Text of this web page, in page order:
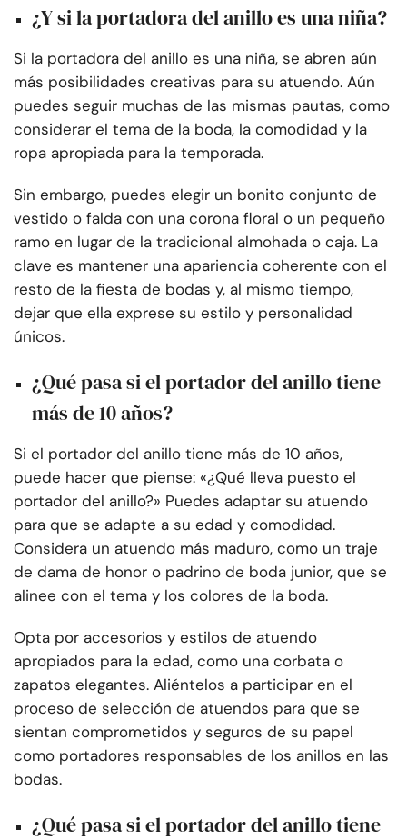
¿Y si la portadora del anillo es una niña?
Si la portadora del anillo es una niña, se abren aún
más posibilidades creativas para su atuendo. Aún
puedes seguir muchas de las mismas pautas, como
considerar el tema de la boda, la comodidad y la
ropa apropiada para la temporada.
Sin embargo, puedes elegir un bonito conjunto de
vestido o falda con una corona floral o un pequeño
ramo en lugar de la tradicional almohada o caja. La
clave es mantener una apariencia coherente con el
resto de la fiesta de bodas y, al mismo tiempo,
dejar que ella exprese su estilo y personalidad
únicos.
¿Qué pasa si el portador del anillo tiene
más de 10 años?
Si el portador del anillo tiene más de 10 años,
puede hacer que piense: «¿Qué lleva puesto el
portador del anillo?» Puedes adaptar su atuendo
para que se adapte a su edad y comodidad.
Considera un atuendo más maduro, como un traje
de dama de honor o padrino de boda junior, que se
alinee con el tema y los colores de la boda.
Opta por accesorios y estilos de atuendo
apropiados para la edad, como una corbata o
zapatos elegantes. Aliéntelos a participar en el
proceso de selección de atuendos para que se
sientan comprometidos y seguros de su papel
como portadores responsables de los anillos en las
bodas.
¿Qué pasa si el portador del anillo tiene